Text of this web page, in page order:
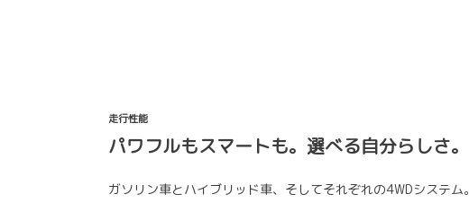
走行性能
パワフルもスマートも。選べる自分らしさ。
ガソリン車とハイブリッド車、そしてそれぞれの4WDシステム。